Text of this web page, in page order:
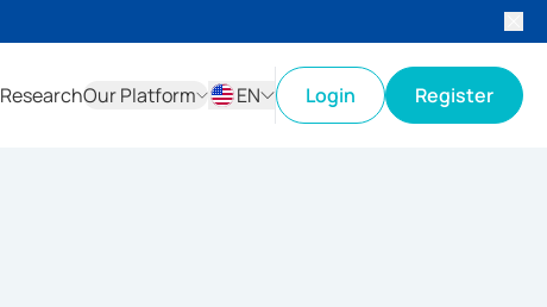
ResearchOur Platform
EN
Login Register